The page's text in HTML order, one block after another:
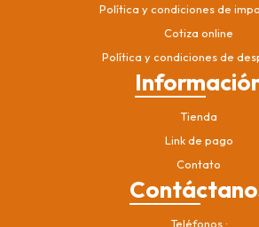
Política y condiciones de
Cotiza online
Política y condiciones de
Tienda
Link de pago
Contato
Teléfonos